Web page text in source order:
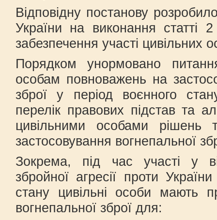
Відповідну постанову
України на виконання статті
забезпечення участі цивільних
Порядком унормовано
особам повноважень на
зброї у період воєнного
перелік правових підстав та
цивільними особами рішень
застосовування вогнепальної
Зокрема, під час участі у
збройної агресії проти
стану цивільні особи мають
вогнепальної зброї для: